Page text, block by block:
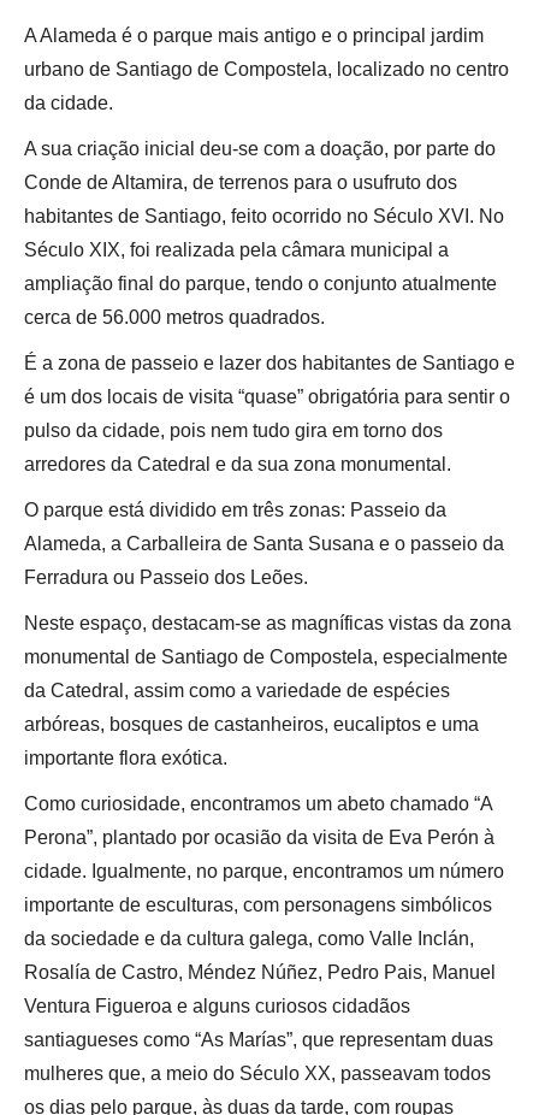
A Alameda é o parque mais antigo e o principal jardim
urbano de Santiago de Compostela, localizado no centro
da cidade.
A sua criação inicial deu-se com a doação, por parte do
Conde de Altamira, de terrenos para o usufruto dos
habitantes de Santiago, feito ocorrido no Século XVI. No
Século XIX, foi realizada pela câmara municipal a
ampliação final do parque, tendo o conjunto atualmente
cerca de 56.000 metros quadrados.
É a zona de passeio e lazer dos habitantes de Santiago e
é um dos locais de visita “quase” obrigatória para sentir o
pulso da cidade, pois nem tudo gira em torno dos
arredores da Catedral e da sua zona monumental.
O parque está dividido em três zonas: Passeio da
Alameda, a Carballeira de Santa Susana e o passeio da
Ferradura ou Passeio dos Leões.
Neste espaço, destacam-se as magníficas vistas da zona
monumental de Santiago de Compostela, especialmente
da Catedral, assim como a variedade de espécies
arbóreas, bosques de castanheiros, eucaliptos e uma
importante flora exótica.
Como curiosidade, encontramos um abeto chamado “A
Perona”, plantado por ocasião da visita de Eva Perón à
cidade. Igualmente, no parque, encontramos um número
importante de esculturas, com personagens simbólicos
da sociedade e da cultura galega, como Valle Inclán,
Rosalía de Castro, Méndez Núñez, Pedro Pais, Manuel
Ventura Figueroa e alguns curiosos cidadãos
santiagueses como “As Marías”, que representam duas
mulheres que, a meio do Século XX, passeavam todos
os dias pelo parque, às duas da tarde, com roupas